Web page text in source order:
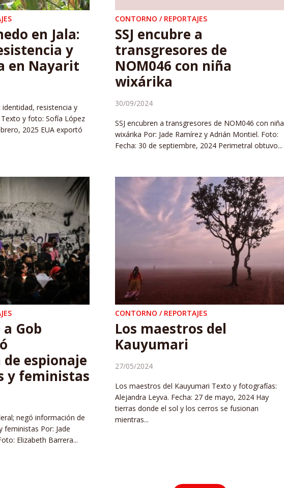
en Jala:
y
en Nayarit
identidad, resistencia y
y foto: Sofía López
2025 EUA exportó
CONTORNO / REPORTAJES
SSJ encubre a
transgresores de
NOM046 con niña
wixárika
30/09/2024
SSJ encubren a transgresores de NOM046 con niña
wixárika Por: Jade Ramírez y Adrián Montiel. Foto:
Fecha: 30 de septiembre, 2024 Perimetral obtuvo...
Gob
espionaje
y feministas
negó información de
feministas Por: Jade
Elizabeth Barrera...
CONTORNO / REPORTAJES
Los maestros del
Kauyumari
27/05/2024
Los maestros del Kauyumari Texto y fotografías:
Alejandra Leyva. Fecha: 27 de mayo, 2024 Hay
tierras donde el sol y los cerros se fusionan
mientras...